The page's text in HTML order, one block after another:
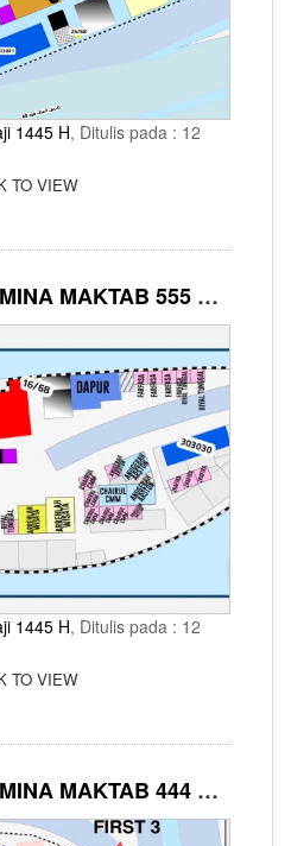
1445 H, Ditulis pada : 12
TO VIEW
ALOKASI TENDA MINA MAKTAB 555 SYARIKAH AL BAIT GUESTS
1445 H, Ditulis pada : 12
TO VIEW
ALOKASI TENDA MINA MAKTAB 444 SYARIKAH AL BAIT GUESTS